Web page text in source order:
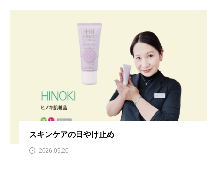
スキンケアの日やけ止め
2026.05.20